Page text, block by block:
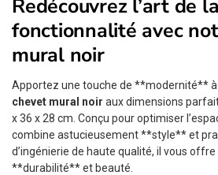
Redécouvrez l’art de la
fonctionnalité avec
mural noir
Apportez une touche de **modernité**
chevet mural noir aux dimensions
x 36 x 28 cm. Conçu pour optimiser
combine astucieusement **style** et
d’ingénierie de haute qualité, il vous
**durabilité** et beauté.